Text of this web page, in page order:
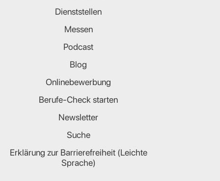
Dienststellen
Messen
Podcast
Blog
Onlinebewerbung
Berufe-Check starten
Newsletter
Suche
Erklärung zur Barrierefreiheit (Leichte
Sprache)